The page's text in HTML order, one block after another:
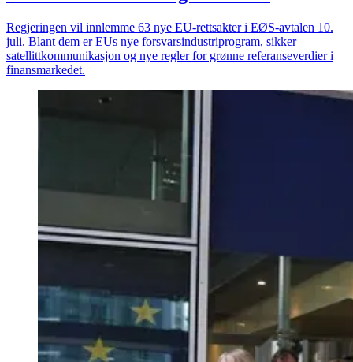
Regjeringen vil innlemme 63 nye EU-rettsakter i EØS-avtalen 10.
juli. Blant dem er EUs nye forsvarsindustriprogram, sikker
satellittkommunikasjon og nye regler for grønne referanseverdier i
finansmarkedet.